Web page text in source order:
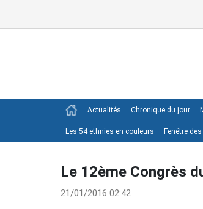
Actualités Chronique du jour
Les 54 ethnies en couleurs Fenêtre
Le 12ème Congrès
21/01/2016 02:42